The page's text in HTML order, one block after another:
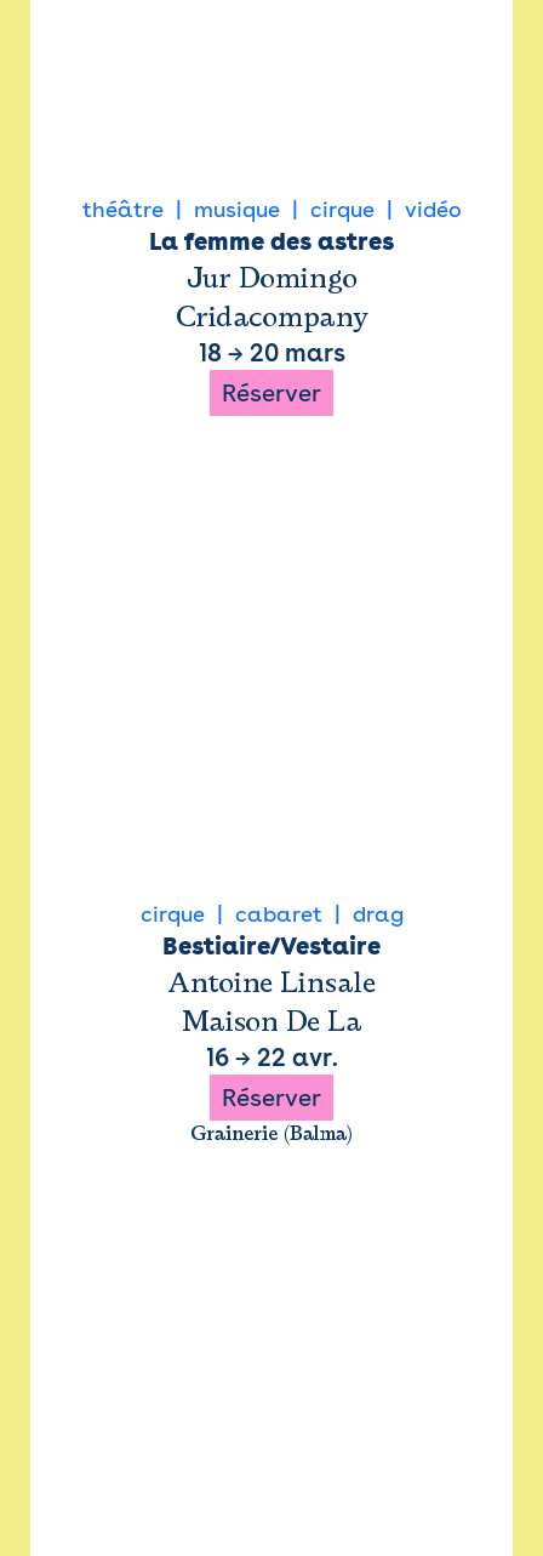
théâtre musique cirque vidéo
La femme des astres
Jur Domingo
Cridacompany
18 → 20 mars
Réserver
cirque cabaret drag
Bestiaire/Vestaire
Antoine Linsale
Maison De La
16→ 22 avr.
Réserver
Grainerie (Balma)